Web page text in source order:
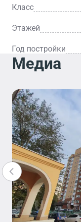
Класс
Этажей
Год постройки
Медиа